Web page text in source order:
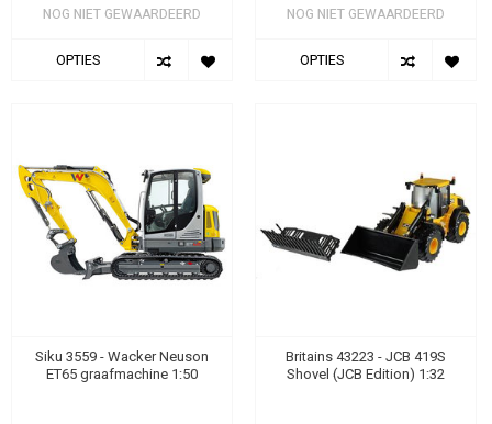
NOG NIET GEWAARDEERD
OPTIES
NOG NIET GEWAARDEERD
OPTIES
Siku 3559 - Wacker Neuson
ET65 graafmachine 1:50
Britains 43223 - JCB 419S
Shovel (JCB Edition) 1:32